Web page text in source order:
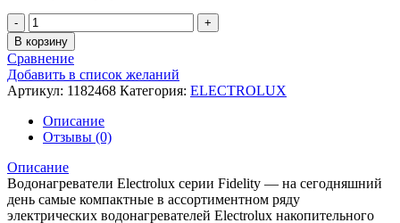
Количество
В корзину
Сравнение
Добавить в список желаний
Артикул: 1182468 Категория: ELECTROLUX
Описание
Отзывы (0)
Описание
Водонагреватели Electrolux серии Fidelity — на сегодняшний
день самые компактные в ассортиментном ряду
электрических водонагревателей Electrolux накопительного